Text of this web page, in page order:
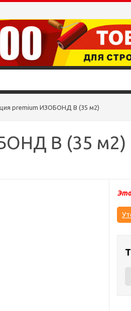
premium ИЗОБОНД В (35 м2)
В (35 м2)